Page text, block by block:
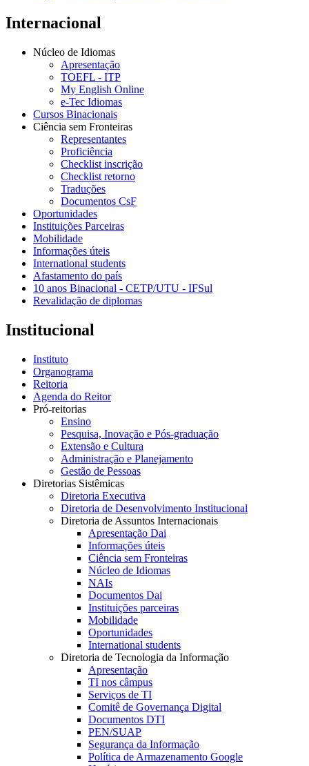
Internacional
Núcleo de Idiomas
Apresentação
TOEFL - ITP
My English Online
e-Tec Idiomas
Cursos Binacionais
Ciência sem Fronteiras
Representantes
Proficiência
Checklist inscrição
Checklist retorno
Traduções
Documentos CsF
Oportunidades
Instituições Parceiras
Mobilidade
Informações úteis
International students
Afastamento do país
10 anos Binacional - CETP/UTU - IFSul
Revalidação de diplomas
Institucional
Instituto
Organograma
Reitoria
Agenda do Reitor
Pró-reitorias
Ensino
Pesquisa, Inovação e Pós-graduação
Extensão e Cultura
Administração e Planejamento
Gestão de Pessoas
Diretorias Sistêmicas
Diretoria Executiva
Diretoria de Desenvolvimento Institucional
Diretoria de Assuntos Internacionais
Apresentação Dai
Informações úteis
Ciência sem Fronteiras
Núcleo de Idiomas
NAIs
Documentos Dai
Instituições parceiras
Mobilidade
Oportunidades
International students
Diretoria de Tecnologia da Informação
Apresentação
TI nos câmpus
Serviços de TI
Comitê de Governança Digital
Documentos DTI
PEN/SUAP
Segurança da Informação
Política de Armazenamento Google